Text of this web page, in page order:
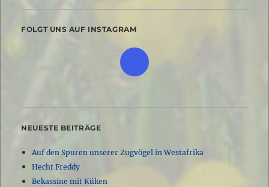
FOLGT UNS AUF INSTAGRAM
NEUESTE BEITRÄGE
Auf den Spuren unserer Zugvögel in Westafrika
Hecht Freddy
Bekassine mit Küken